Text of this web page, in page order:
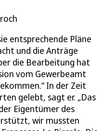
entsprechende Pläne
und die Anträge
die Bearbeitung hat
vom Gewerbeamt
In der Zeit
gelebt, sagt er. „Das
Eigentümer des
wir mussten